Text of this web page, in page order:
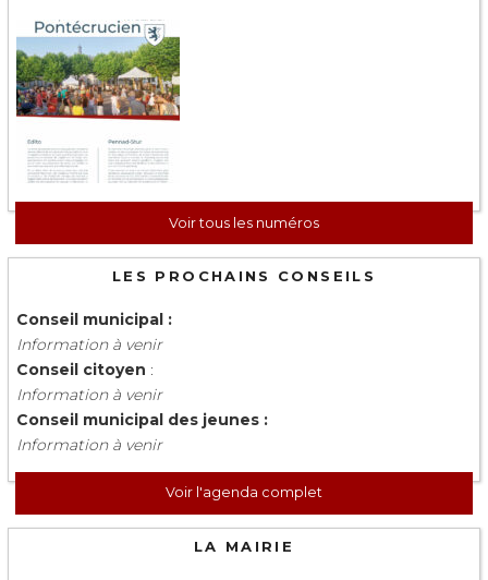
Voir tous les numéros
LES PROCHAINS CONSEILS
Conseil municipal :
Information à venir
Conseil citoyen :
Information à venir
Conseil municipal des jeunes :
Information à venir
Voir l'agenda complet
LA MAIRIE